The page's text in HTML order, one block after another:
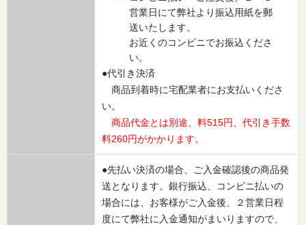
営業日にて弊社より振込用紙を郵
送いたします。
お近くのコンビニでお振込くださ
い。
●代引き決済
商品到着時に宅配業者にお支払いくださ
い。
商品代金とは別途、料515円、代引き手数
料260円がかかります。
●先払い決済の場合、ご入金確認後の商品発
送となります。銀行振込、コンビニ払いの
場合には、お客様がご入金後、２営業日程
度にて弊社に入金通知がまいりますので、